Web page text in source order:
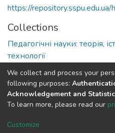
https://
Collections
Педагогічні науки: теорія,
технології
Full item page
DSpace software and SSPU
We collect and process your
following purposes:
Acknowledgement and
To learn more, please read our
Customize